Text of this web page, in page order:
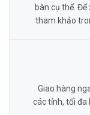
bàn cụ thể.
tham khảo
Giao hàng
các tỉnh, tối đa